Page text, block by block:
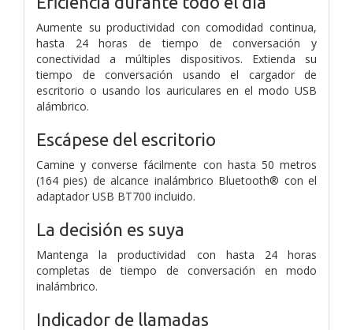
Aumente su productividad con comodidad continua,
hasta 24 horas de tiempo de conversación y
conectividad a múltiples dispositivos. Extienda su
tiempo de conversación usando el cargador de
escritorio o usando los auriculares en el modo USB
alámbrico.
Escápese del escritorio
Camine y converse fácilmente con hasta 50 metros
(164 pies) de alcance inalámbrico Bluetooth® con el
adaptador USB BT700 incluido.
La decisión es suya
Mantenga la productividad con hasta 24 horas
completas de tiempo de conversación en modo
inalámbrico.
Indicador de llamadas